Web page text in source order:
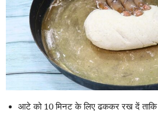
आटे को 10 मिनट के लिए ढककर रख दें